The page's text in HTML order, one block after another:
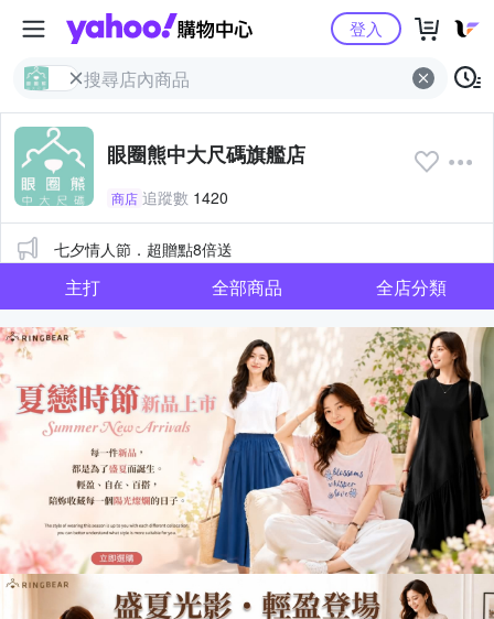
Yahoo購物中心
登入
眼圈熊中大尺碼旗艦店
商店 追蹤數 1420
公告
七夕情人節．超贈點8倍送
主打 全部商品 全店分類